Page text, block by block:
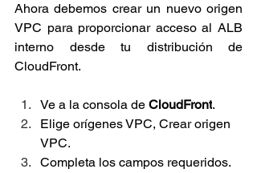
Ahora debemos crear un nuevo origen
VPC para proporcionar acceso al ALB
interno desde tu distribución de
CloudFront.
Ve a la consola de CloudFront.
Elige orígenes VPC, Crear origen
VPC.
Completa los campos requeridos.